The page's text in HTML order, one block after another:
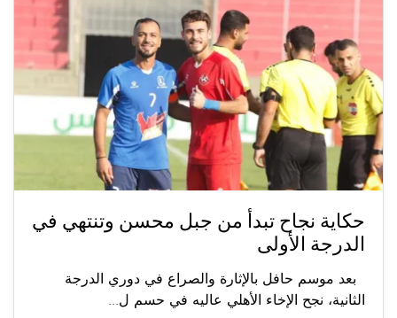
حكاية نجاح تبدأ من جبل محسن وتنتهي في
الدرجة الأولى
بعد موسم حافل بالإثارة والصراع في دوري الدرجة
الثانية، نجح الإخاء الأهلي عاليه في حسم ل...